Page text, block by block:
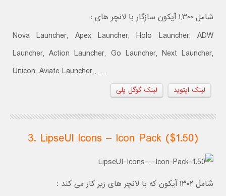
شامل ۱,۳۰۰ آیکون سازگار با لانچر های :
Nova Launcher, Apex Launcher, Holo Launcher, ADW
Launcher, Action Launcher, Go Launcher, Next Launcher,
Unicon, Aviate Launcher , …
لینک گوگل پلی لینک اپتوید
3. LipseUI Icons – Icon Pack ($1.50)
شامل ۱۳۰۲ آیکون که با لانچر های زیر کار می کند :